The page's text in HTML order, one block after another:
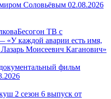
Соловьёвым 02.08.2026
Бесогон ТВ с
каждой аварии есть имя,
Моисеевич Каганович»
фильм
2 сезон 6 выпуск от